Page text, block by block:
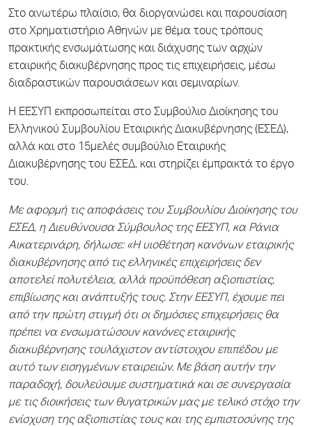
Στο ανωτέρω πλαίσιο, θα διοργανώσει και παρουσίαση
στο Χρηματιστήριο Αθηνών με θέμα τους τρόπους
πρακτικής ενσωμάτωσης και διάχυσης των αρχών
εταιρικής διακυβέρνησης προς τις επιχειρήσεις, μέσω
διαδραστικών παρουσιάσεων και σεμιναρίων.
Η ΕΕΣΥΠ εκπροσωπείται στο Συμβούλιο Διοίκησης του
Ελληνικού Συμβουλίου Εταιρικής Διακυβέρνησης (ΕΣΕΔ),
αλλά και στο 15μελές συμβούλιο Εταιρικής
Διακυβέρνησης του ΕΣΕΔ, και στηρίζει έμπρακτά το έργο
του.
Με αφορμή τις αποφάσεις του Συμβουλίου Διοίκησης του
ΕΣΕΔ, η Διευθύνουσα Σύμβουλος της ΕΕΣΥΠ, κα Ράνια
Αικατερινάρη, δήλωσε: «Η υιοθέτηση κανόνων εταιρικής
διακυβέρνησης από τις ελληνικές επιχειρήσεις δεν
αποτελεί πολυτέλεια, αλλά προϋπόθεση αξιοπιστίας,
επιβίωσης και ανάπτυξής τους. Στην ΕΕΣΥΠ, έχουμε πει
από την πρώτη στιγμή ότι οι δημόσιες επιχειρήσεις θα
πρέπει να ενσωματώσουν κανόνες εταιρικής
διακυβέρνησης τουλάχιστον αντίστοιχου επιπέδου με
αυτό των εισηγμένων εταιρειών. Με βάση αυτήν την
παραδοχή, δουλεύουμε συστηματικά και σε συνεργασία
με τις διοικήσεις των θυγατρικών μας με τελικό στόχο την
ενίσχυση της αξιοπιστίας τους και της εμπιστοσύνης της